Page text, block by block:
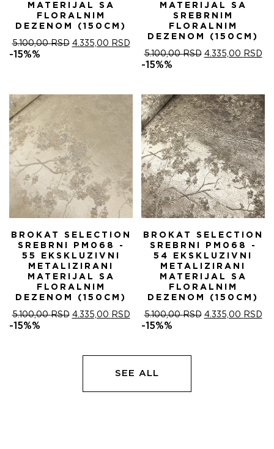
MATERIJAL SA
FLORALNIM
DEZENOM (150CM)
5.100,00RSD ОРИГИНАЛНА
4.335,00 RSDТРЕНУТНА
ЦЕНА
-15%%
MATERIJAL SA
SREBRNIM
FLORALNIM
DEZENOM (150CM)
5.100,00RSD ОРИГИНАЛНА
5.100,00 RSD.
4.335,00 RSD
-15%%
BROKAT SELECTION
SREBRNI PM068 -
55 EKSKLUZIVNI
METALIZIRANI
MATERIJAL SA
FLORALNIM
DEZENOM (150CM)
5.100,00RSD ОРИГИНАЛНА
5.100,00 RSD.
4.335,00 RSDТРЕНУТНА
ЦЕНА
-15%%
BROKAT SELECTION
SREBRNI PM068 -
54 EKSKLUZIVNI
METALIZIRANI
MATERIJAL SA
FLORALNIM
DEZENOM (150CM)
5.100,00RSD ОРИГИНАЛНА
4.335,00 RSD
-15%%
SEE ALL